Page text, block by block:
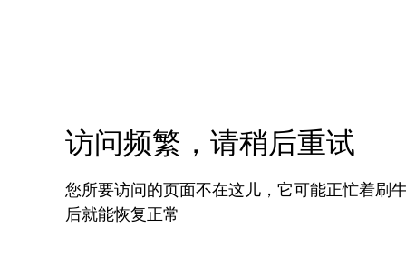
访问频繁，请稍后重试
您所要访问的页面不在这儿，它可能正忙着刷
后就能恢复正常